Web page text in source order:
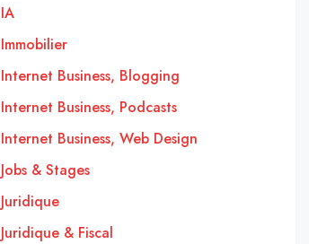
IA
Immobilier
Internet Business, Blogging
Internet Business, Podcasts
Internet Business, Web Design
Jobs & Stages
Juridique
Juridique & Fiscal